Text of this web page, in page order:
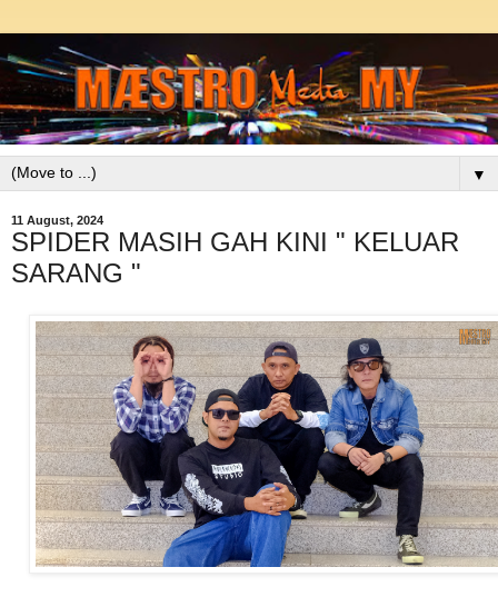
▼
11 August, 2024
SPIDER MASIH GAH KINI " KELUAR
SARANG "